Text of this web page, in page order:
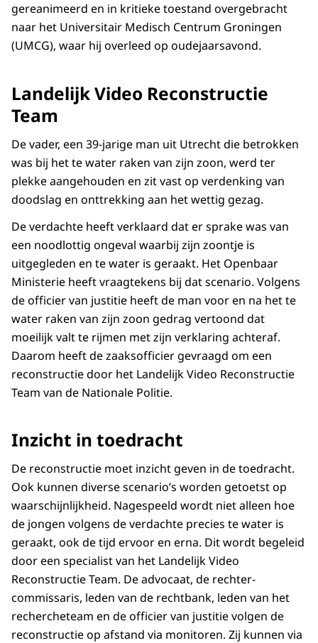
gereanimeerd en in kritieke toestand overgebracht
naar het Universitair Medisch Centrum Groningen
(UMCG), waar hij overleed op oudejaarsavond.
Landelijk Video Reconstructie
Team
De vader, een 39-jarige man uit Utrecht die betrokken
was bij het te water raken van zijn zoon, werd ter
plekke aangehouden en zit vast op verdenking van
doodslag en onttrekking aan het wettig gezag.
De verdachte heeft verklaard dat er sprake was van
een noodlottig ongeval waarbij zijn zoontje is
uitgegleden en te water is geraakt. Het Openbaar
Ministerie heeft vraagtekens bij dat scenario. Volgens
de officier van justitie heeft de man voor en na het te
water raken van zijn zoon gedrag vertoond dat
moeilijk valt te rijmen met zijn verklaring achteraf.
Daarom heeft de zaaksofficier gevraagd om een
reconstructie door het Landelijk Video Reconstructie
Team van de Nationale Politie.
Inzicht in toedracht
De reconstructie moet inzicht geven in de toedracht.
Ook kunnen diverse scenario’s worden getoetst op
waarschijnlijkheid. Nagespeeld wordt niet alleen hoe
de jongen volgens de verdachte precies te water is
geraakt, ook de tijd ervoor en erna. Dit wordt begeleid
door een specialist van het Landelijk Video
Reconstructie Team. De advocaat, de rechter-
commissaris, leden van de rechtbank, leden van het
rechercheteam en de officier van justitie volgen de
reconstructie op afstand via monitoren. Zij kunnen via